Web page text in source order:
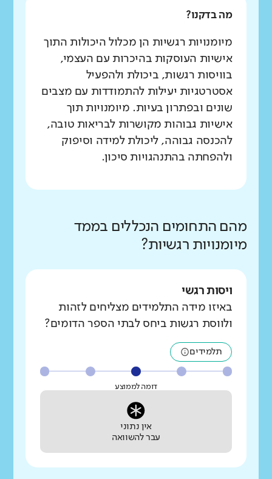
מה בדקנו?
מיומנויות רגשיות הן מכלול היכולות התוך
אישיות העוסקות בהיכרות עם העצמי,
בוויסות רגשות, ביכולת ולהפעיל
אסטרטגיות יעילות להתמודדות עם מצבים
שונים ובפתרון בעיות. מיומנויות תוך
אישיות גבוהות מקושרות לבריאות טובה,
להכנסה גבוהה, ליכולת למידה וסיפוק
ולהפחתה בהתנהגויות סיכון.
מהם התחומים הנכללים בממד
מיומנויות רגשיות?
ויסות רגשי
באיזו מידה התלמידים מצליחים לזהות
ולווסת רגשות ביחס לבתי הספר הדומים?
תלמידים
דומה לממוצע
אין נתוני
עבר להשוואה